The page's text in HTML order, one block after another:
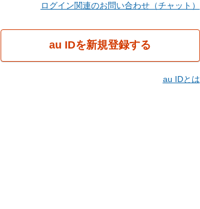
ログイン関連のお問い合わせ（チャット）
au IDを新規登録する
au IDとは